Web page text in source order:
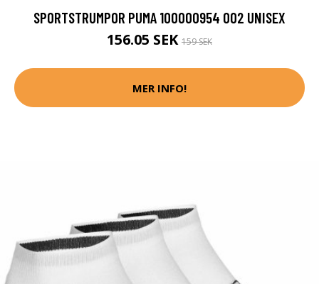
SPORTSTRUMPOR PUMA 100000954 002 UNISEX
156.05 SEK 159 SEK
MER INFO!